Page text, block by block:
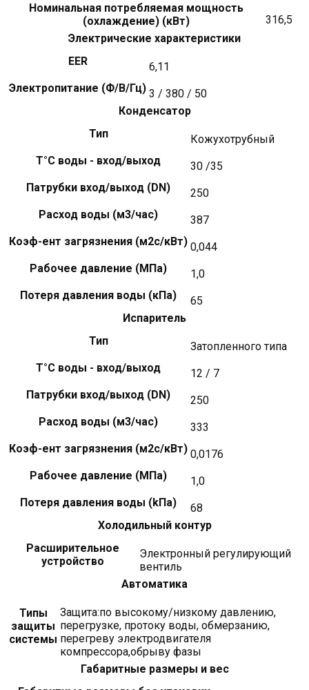
Номинальная потребляемая мощность
(охлаждение) (кВт)
316,5
Электрические характеристики
EER
6,11
Электропитание (Ф/В/Гц) 3 / 380 / 50
Конденсатор
Тип
Кожухотрубный
Т°C воды - вход/выход
30 /35
Патрубки вход/выход (DN)
250
Расход воды (м3/час)
387
Коэф-ент загрязнения (м2с/кВт) 0,044
Рабочее давление (MПa)
1,0
Потеря давления воды (кПa)
65
Испаритель
Тип
Затопленного типа
Т°C воды - вход/выход
12 / 7
Патрубки вход/выход (DN)
250
Расход воды (м3/час)
333
Коэф-ент загрязнения (м2с/кВт) 0,0176
Рабочее давление (MПa)
1,0
Потеря давления воды (kПa)
68
Холодильный контур
Расширительное
устройство
Электронный регулирующий
вентиль
Автоматика
Типы
защиты
системы
Защита:по высокому/низкому давлению,
перегрузке, протоку воды, обмерзанию,
перегреву электродвигателя
компрессора,обрыву фазы
Габаритные размеры и вес